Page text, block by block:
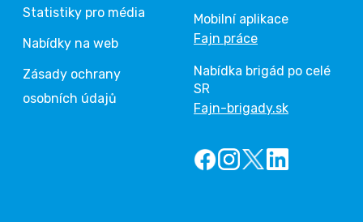
Statistiky pro média
Nabídky na web
Zásady ochrany
osobních údajů
Mobilní aplikace
Fajn práce
Nabídka brigád po celé
SR
Fajn-brigady.sk